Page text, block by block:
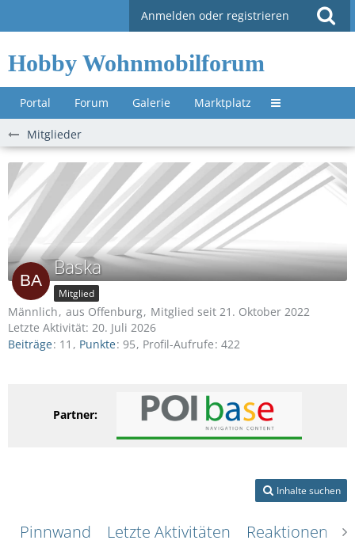
Anmelden oder registrieren
Hobby Wohnmobilforum
Portal Forum Galerie Marktplatz Untermenü »
Mitglieder
Baska
Mitglied
Männlich aus Offenburg Mitglied seit 21. Oktober 2022
Letzte Aktivität: 20. Juli 2026
Beiträge 11 Punkte 95 Profil-Aufrufe 422
Partner:
Inhalte suchen
Pinnwand Letzte Aktivitäten Reaktionen